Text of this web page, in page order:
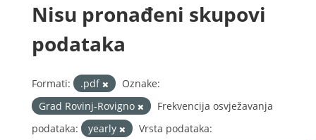
Nisu pronađeni skupovi
podataka
Formati: .pdf
Oznake:
Grad Rovinj-Rovigno
Frekvencija osvježavanja
podataka:
yearly
Vrsta podataka: